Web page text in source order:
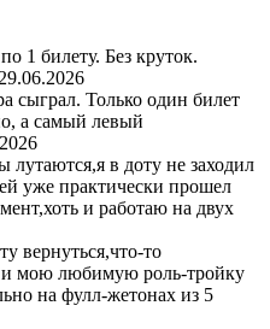
1 билету. Без круток.
29.06.2026
сыграл. Только один билет
а самый левый
лутаются,я в доту не заходил
уже практически прошел
и работаю на двух
вернуться,что-то
и мою любимую роль-тройку
на фулл-жетонах из 5